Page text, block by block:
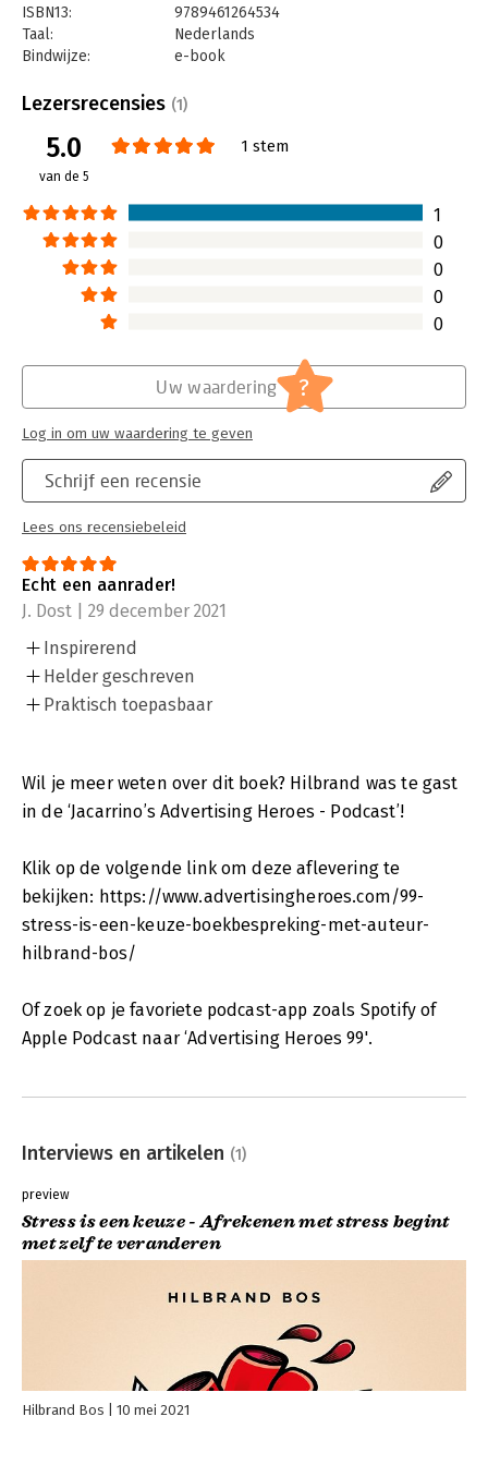
ISBN13:
9789461264534
Taal:
Nederlands
Bindwijze:
e-book
Bestandsformaat:
epub
Uitgever:
Uitgeverij Haystack
Verschijningsdatum:
Hoofdrubriek:
Lezersrecensies (1)
5.0
van de 5
1 stem
1
0
0
0
0
Schrijf een recensie
Lees ons recensiebeleid
Uw waardering ?
Log in om uw waardering te geven
Echt een aanrader!
J. Dost | 29 december 2021
Inspirerend
Helder geschreven
Praktisch toepasbaar
Wil je meer weten over dit boek? Hilbrand was te gast
in de ‘Jacarrino’s Advertising Heroes - Podcast’!
Klik op de volgende link om deze aflevering te
bekijken: https://www.advertisingheroes.com/99-
stress-is-een-keuze-boekbespreking-met-auteur-
hilbrand-bos/
Of zoek op je favoriete podcast-app zoals Spotify of
Apple Podcast naar ‘Advertising Heroes 99'.
Interviews en artikelen (1)
preview
Stress is een keuze - Afrekenen met stress begint
met zelf te veranderen
Hilbrand Bos 10 mei 2021